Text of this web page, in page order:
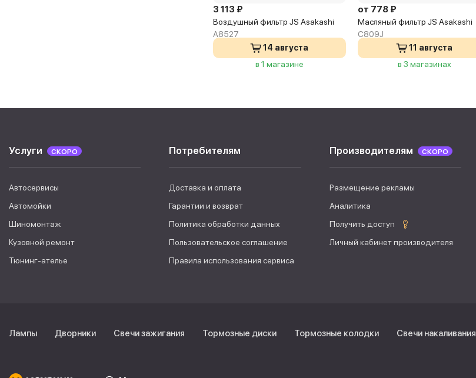
3 113 ₽
Воздушный фильтр JS Asakashi
A8527
14 августа
в 1 магазине
от 778 ₽
Масляный фильтр JS Asakashi
C809J
11 августа
в 3 магазинах
Услуги СКОРО
Автосервисы
Автомойки
Шиномонтаж
Кузовной ремонт
Тюнинг-ателье
Потребителям
Доставка и оплата
Гарантии и возврат
Политика обработки данных
Пользовательское соглашение
Правила использования сервиса
Производителям СКОРО
Размещение рекламы
Аналитика
Получить доступ
Личный кабинет производителя
Лампы Дворники Свечи зажигания Тормозные диски Тормозные колодки Свечи накаливания